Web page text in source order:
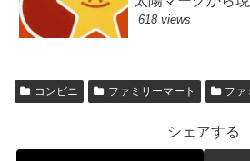
618 views
コンビニ ファミリーマート ファ
シェアする